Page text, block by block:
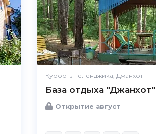
Курорты Геленджика, Джанхот
База отдыха "Джанхот"
Открытие август